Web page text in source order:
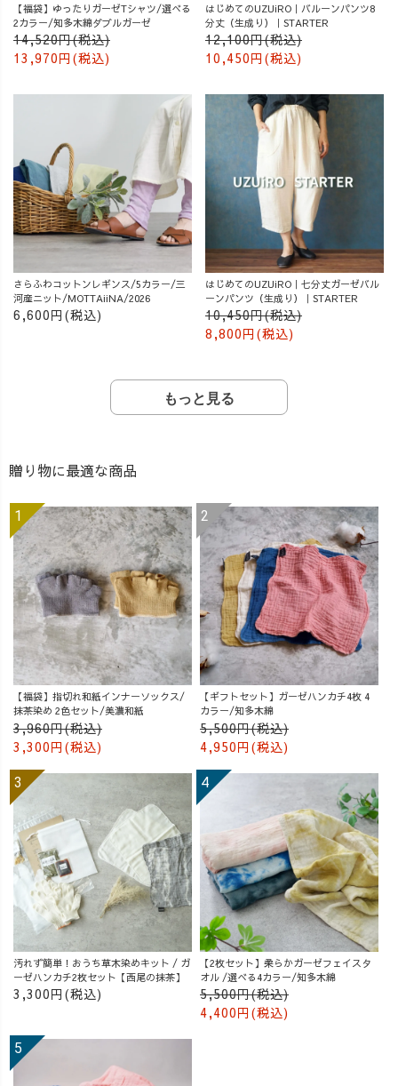
【福袋】ゆったりガーゼTシャツ/選べる
2カラー/知多木綿ダブルガーゼ
14,520円(税込)
13,970円(税込)
はじめてのUZUiRO｜バルーンパンツ8
分丈（生成り）｜STARTER
12,100円(税込)
10,450円(税込)
さらふわコットンレギンス/5カラー/三
河産ニット/MOTTAiiNA/2026
6,600円(税込)
はじめてのUZUiRO｜七分丈ガーゼバル
ーンパンツ（生成り）｜STARTER
10,450円(税込)
8,800円(税込)
もっと見る
贈り物に最適な商品
【福袋】指切れ和紙インナーソックス/
抹茶染め 2色セット/美濃和紙
3,960円(税込)
3,300円(税込)
【ギフトセット】ガーゼハンカチ4枚 4
カラー/知多木綿
5,500円(税込)
4,950円(税込)
汚れず簡単！おうち草木染めキット / ガ
ーゼハンカチ2枚セット【西尾の抹茶】
3,300円(税込)
【2枚セット】柔らかガーゼフェイスタ
オル /選べる4カラー/知多木綿
5,500円(税込)
4,400円(税込)